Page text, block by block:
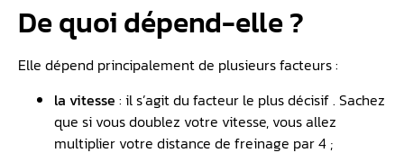
De quoi dépend-elle ?
Elle dépend principalement de plusieurs facteurs :
la vitesse : il s’agit du facteur le plus décisif . Sachez
que si vous doublez votre vitesse, vous allez
multiplier votre distance de freinage par 4 ;